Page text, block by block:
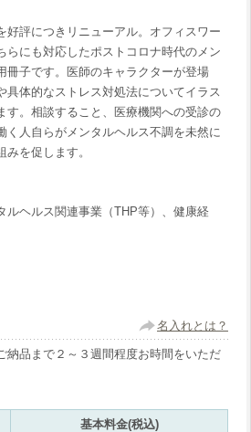
好評につきリニューアル。オフィスワー
らにも対応したポストコロナ時代のメン
冊子です。医師のキャラクターが登場
具体的なストレス対処法についてイラス
す。相談すること、医療機関への受診の
く人自らがメンタルヘルス不調を未然に
を促します。
ルヘルス関連事業（THP等）、健康経
名入れとは？
納品まで２～３週間程度お時間をいただ
基本料金(税込)